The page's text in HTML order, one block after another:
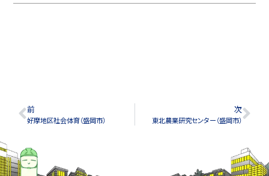
前
好摩地区社会体育（盛岡市）
次
東北農業研究センター（盛岡市）